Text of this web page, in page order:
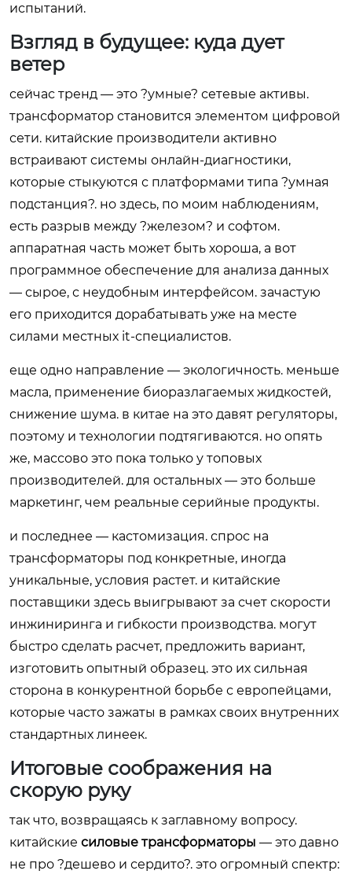
испытаний.
Взгляд в будущее: куда дует
ветер
сейчас тренд — это ?умные? сетевые активы.
трансформатор становится элементом цифровой
сети. китайские производители активно
встраивают системы онлайн-диагностики,
которые стыкуются с платформами типа ?умная
подстанция?. но здесь, по моим наблюдениям,
есть разрыв между ?железом? и софтом.
аппаратная часть может быть хороша, а вот
программное обеспечение для анализа данных
— сырое, с неудобным интерфейсом. зачастую
его приходится дорабатывать уже на месте
силами местных it-специалистов.
еще одно направление — экологичность. меньше
масла, применение биоразлагаемых жидкостей,
снижение шума. в китае на это давят регуляторы,
поэтому и технологии подтягиваются. но опять
же, массово это пока только у топовых
производителей. для остальных — это больше
маркетинг, чем реальные серийные продукты.
и последнее — кастомизация. спрос на
трансформаторы под конкретные, иногда
уникальные, условия растет. и китайские
поставщики здесь выигрывают за счет скорости
инжиниринга и гибкости производства. могут
быстро сделать расчет, предложить вариант,
изготовить опытный образец. это их сильная
сторона в конкурентной борьбе с европейцами,
которые часто зажаты в рамках своих внутренних
стандартных линеек.
Итоговые соображения на
скорую руку
так что, возвращаясь к заглавному вопросу.
китайские силовые трансформаторы — это давно
не про ?дешево и сердито?. это огромный спектр: